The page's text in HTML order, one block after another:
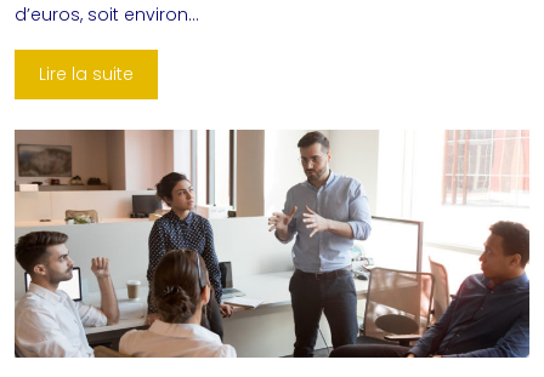
d’euros, soit environ…
Lire la suite